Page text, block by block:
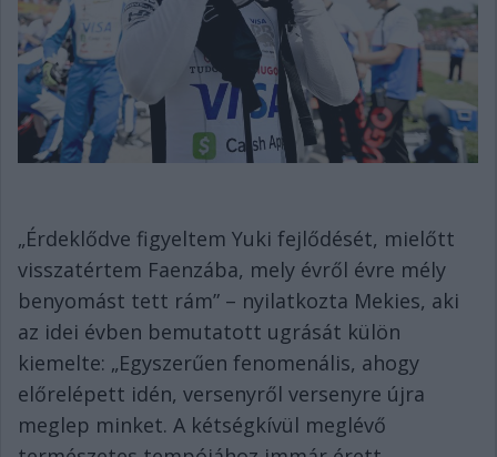
„Érdeklődve figyeltem Yuki fejlődését, mielőtt
visszatértem Faenzába, mely évről évre mély
benyomást tett rám” – nyilatkozta Mekies, aki
az idei évben bemutatott ugrását külön
kiemelte: „Egyszerűen fenomenális, ahogy
előrelépett idén, versenyről versenyre újra
meglep minket. A kétségkívül meglévő